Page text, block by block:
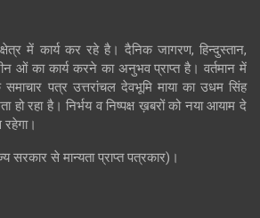
में कार्य कर रहे है। दैनिक जागरण, हिन्दुस्तान,
ओं का कार्य करने का अनुभव प्राप्त है। वर्तमान में
समाचार पत्र उत्तरांचल देवभूमि माया का उधम सिंह
हो रहा है। निर्भय व निष्पक्ष ख़बरों को नया आयाम दे
सरकार से मान्यता प्राप्त पत्रकार)।